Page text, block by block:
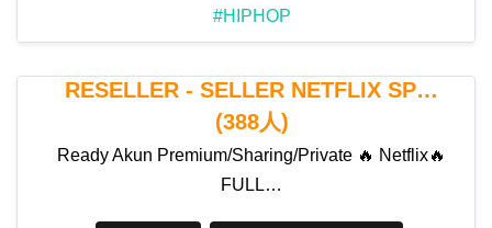
#HIPHOP
RESELLER - SELLER NETFLIX SP…
(388人)
Ready Akun Premium/Sharing/Private 🔥 Netflix🔥
FULL…